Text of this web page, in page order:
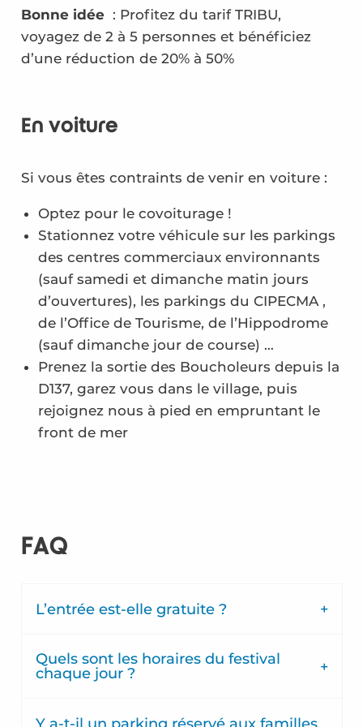
Bonne idée : Profitez du tarif TRIBU,
voyagez de 2 à 5 personnes et bénéficiez
d’une réduction de 20% à 50%
En voiture
Si vous êtes contraints de venir en voiture :
Optez pour le covoiturage !
Stationnez votre véhicule sur les parkings
des centres commerciaux environnants
(sauf samedi et dimanche matin jours
d’ouvertures), les parkings du CIPECMA ,
de l’Office de Tourisme, de l’Hippodrome
(sauf dimanche jour de course) …
Prenez la sortie des Boucholeurs depuis la
D137, garez vous dans le village, puis
rejoignez nous à pied en empruntant le
front de mer
FAQ
L’entrée est-elle gratuite ?
Quels sont les horaires du festival
chaque jour ?